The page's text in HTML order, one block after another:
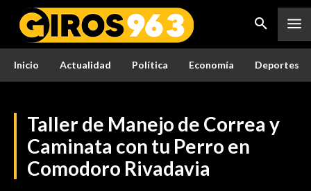
Inicio Actualidad Política Economía Deportes
Taller de Manejo de Correa y
Caminata con tu Perro en
Comodoro Rivadavia